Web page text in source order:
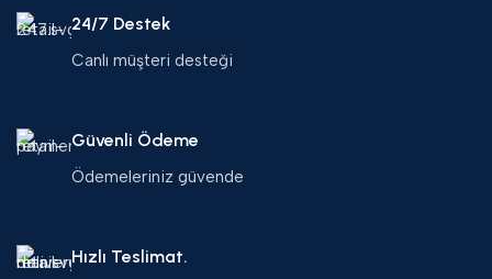
24/7 Destek
Canlı müşteri desteği
Güvenli Ödeme
Ödemeleriniz güvende
Hızlı Teslimat.